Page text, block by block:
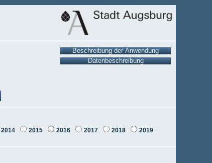
2014 2015 2016 2017 2018
2019